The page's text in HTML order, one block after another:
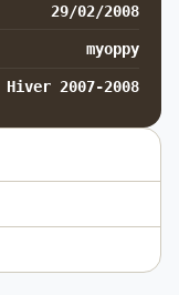
29/02/2008
myoppy
Hiver 2007-2008